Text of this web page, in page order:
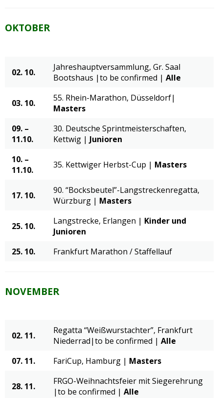
OKTOBER
02. 10.
Jahreshauptversammlung, Gr. Saal
Bootshaus |to be confirmed | Alle
03. 10.
55. Rhein-Marathon, Düsseldorf|
Masters
09. –
11.10.
30. Deutsche Sprintmeisterschaften,
Kettwig | Junioren
10. –
11.10.
35. Kettwiger Herbst-Cup | Masters
17. 10.
90. “Bocksbeutel”-Langstreckenregatta,
Würzburg | Masters
25. 10. Langstrecke, Erlangen | Kinder und
Junioren
25. 10.
Frankfurt Marathon / Staffellauf
NOVEMBER
02. 11.
Regatta “Weißwurstachter”, Frankfurt
Niederrad|to be confirmed | Alle
07. 11.
FariCup, Hamburg | Masters
28. 11.
FRGO-Weihnachtsfeier mit Siegerehrung
|to be confirmed | Alle